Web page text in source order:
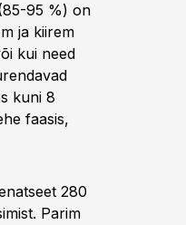
95 %) on
ja kiirem
kui need
kuni 8
faasis,
280
Parim